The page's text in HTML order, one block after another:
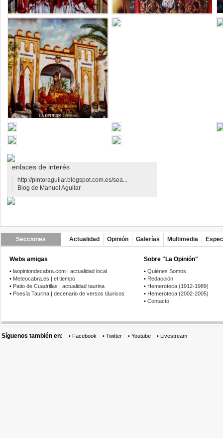
enlaces de interés
http://pintoraguilar.blogspot.com.es/sea...
Blog de Manuel Aguilar
Secciones Actualidad Opinión Galerías Multimedia
Webs amigas
• laopiniondecabra.com | actualidad local
• Meteocabra.es | el tiempo
• Patio de Cuadrillas | actualidad taurina
• Poesía Taurina | decenario de versos táuricos
Sobre "La Opinión"
• Quiénes Somos
• Redacción
• Hemeroteca (1912-1989)
• Hemeroteca (2002-2005)
• Contacto
Síguenos también en: • Facebook • Twitter • Youtube • Livestream